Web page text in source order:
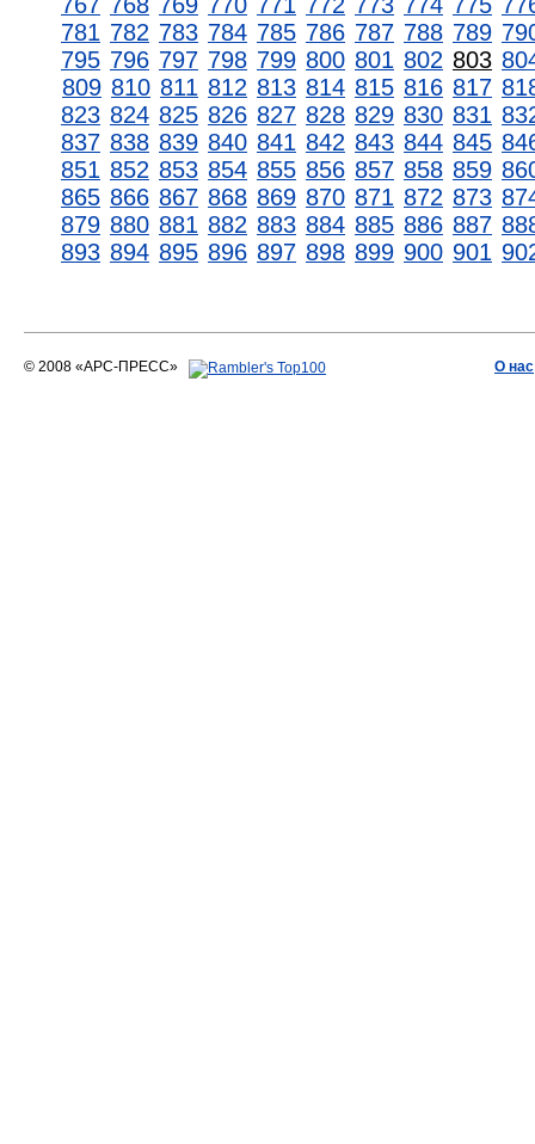
781 782 783 784 785 786 787 788 789
795 796 797 798 799 800 801 802 803
809 810 811 812 813 814 815 816 817
823 824 825 826 827 828 829 830 831
837 838 839 840 841 842 843 844 845
851 852 853 854 855 856 857 858 859
865 866 867 868 869 870 871 872 873
879 880 881 882 883 884 885 886 887
893 894 895 896 897 898 899 900 901
© 2008 «АРС-ПРЕСС» О нас